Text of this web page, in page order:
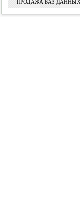
ПРОДАЖА БАЗ ДАННЫХ